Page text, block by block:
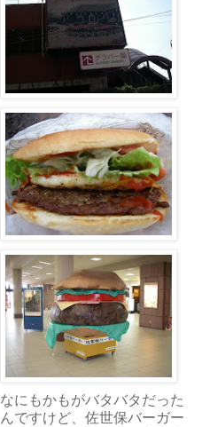
なにもかもがバタバタだった
んですけど、佐世保バーガー